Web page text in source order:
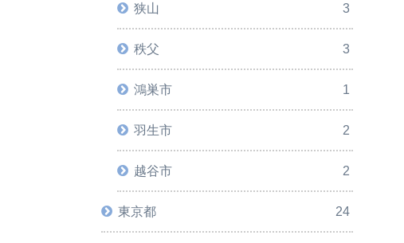
狭山 3
秩父 3
鴻巣市 1
羽生市 2
越谷市 2
東京都 24